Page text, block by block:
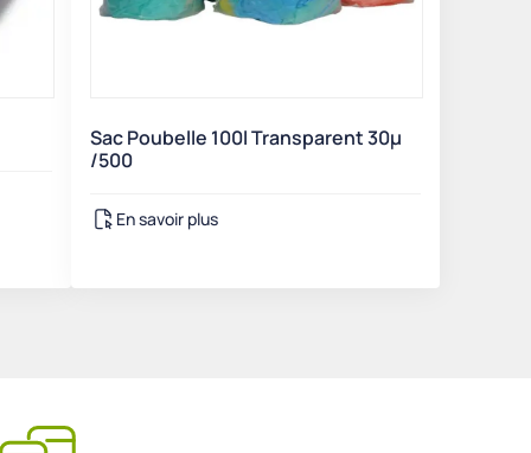
Sac Poubelle 100l Transparent 30µ
/500
En savoir plus